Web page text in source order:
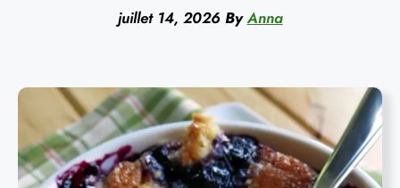
juillet 14, 2026 By Anna